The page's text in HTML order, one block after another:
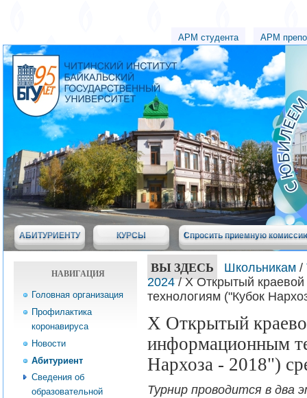
АРМ студента АРМ
АБИТУРИЕНТУ КУРСЫ Спросить приемную
НАВИГАЦИЯ
Головная организация
Профилактика
коронавируса
Новости
Абитуриент
Сведения об
образовательной
ВЫ ЗДЕСЬ Школьникам /
2024/ X Открытый
технологиям ("Кубок
X Открытый
информационным
Нархоза - 2018")
Турнир проводится в два